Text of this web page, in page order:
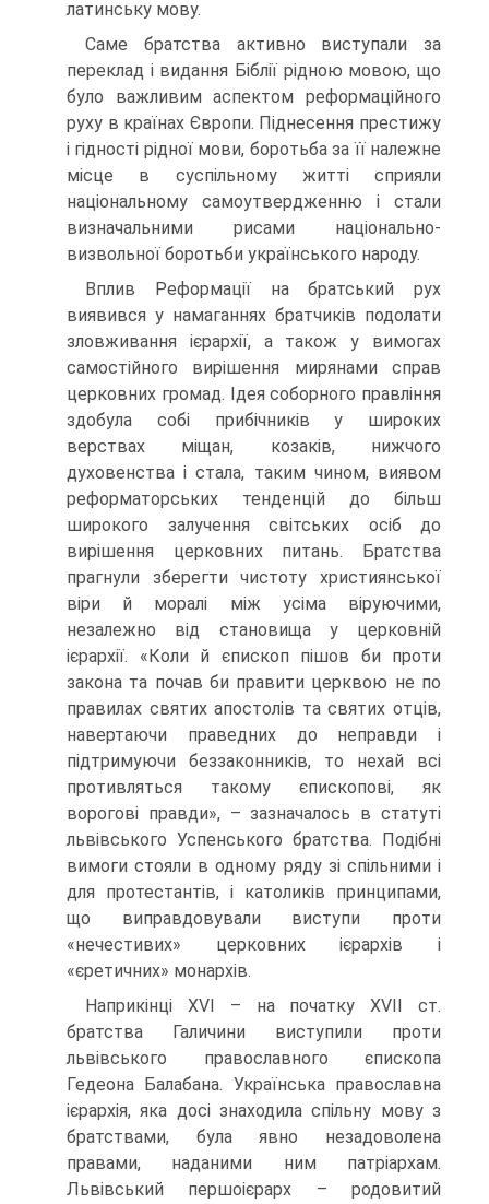
латинську мову.
Саме братства активно виступали за
переклад і видання Біблії рідною мовою, що
було важливим аспектом реформаційного
руху в країнах Європи. Піднесення престижу
і гідності рідної мови, боротьба за її належне
місце в суспільному житті сприяли
національному самоутвердженню і стали
визначальними рисами національно-
визвольної боротьби українського народу.
Вплив Реформації на братський рух
виявився у намаганнях братчиків подолати
зловживання ієрархії, а також у вимогах
самостійного вирішення мирянами справ
церковних громад. Ідея соборного правління
здобула собі прибічників у широких
верствах міщан, козаків, нижчого
духовенства і стала, таким чином, виявом
реформаторських тенденцій до більш
широкого залучення світських осіб до
вирішення церковних питань. Братства
прагнули зберегти чистоту християнської
віри й моралі між усіма віруючими,
незалежно від становища у церковній
ієрархії. «Коли й єпископ пішов би проти
закона та почав би правити церквою не по
правилах святих апостолів та святих отців,
навертаючи праведних до неправди і
підтримуючи беззаконників, то нехай всі
противляться такому єпископові, як
ворогові правди», – зазначалось в статуті
львівського Успенського братства. Подібні
вимоги стояли в одному ряду зі спільними і
для протестантів, і католиків принципами,
що виправдовували виступи проти
«нечестивих» церковних ієрархів і
«єретичних» монархів.
Наприкінці XVI – на початку XVII ст.
братства Галичини виступили проти
львівського православного єпископа
Гедеона Балабана. Українська православна
ієрархія, яка досі знаходила спільну мову з
братствами, була явно незадоволена
правами, наданими ним патріархам.
Львівський першоієрарх – родовитий